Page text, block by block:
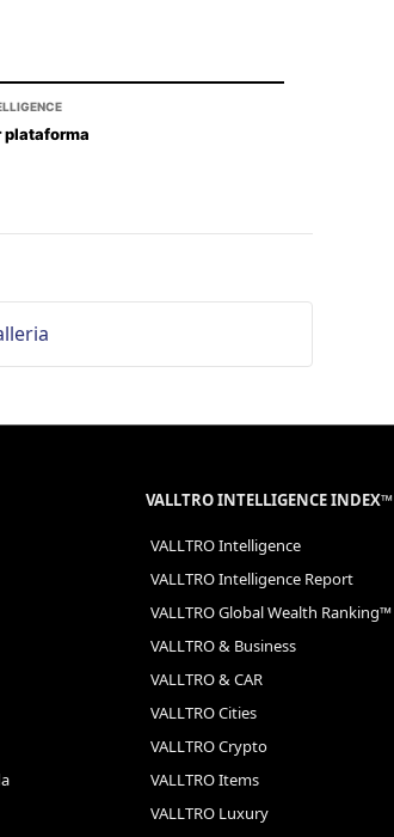
plataforma
VALLTRO INTELLIGENCE INDEX™
VALLTRO Intelligence
VALLTRO Intelligence Report
VALLTRO Global Wealth Ranking™
VALLTRO & Business
VALLTRO & CAR
VALLTRO Cities
VALLTRO Crypto
VALLTRO Items
VALLTRO Luxury